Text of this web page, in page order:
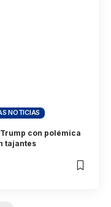
NOTICIAS
con polémica
tajantes